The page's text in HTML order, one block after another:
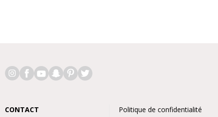
CONTACT
Politique de confidentialité